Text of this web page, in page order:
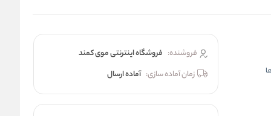
فروشنده: فروشگاه اینترنتی موی کمند
زمان آماده سازی: آماده ارسال